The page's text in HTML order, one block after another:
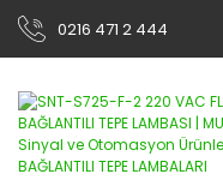
0216 471 2 444